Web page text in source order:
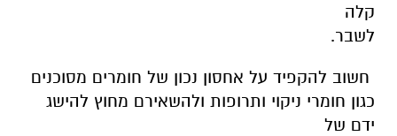
קלה
לשבר.
חשוב להקפיד על אחסון נכון של חומרים מסוכנים
כגון חומרי ניקוי ותרופות ולהשאירם מחוץ להישג
ידם של